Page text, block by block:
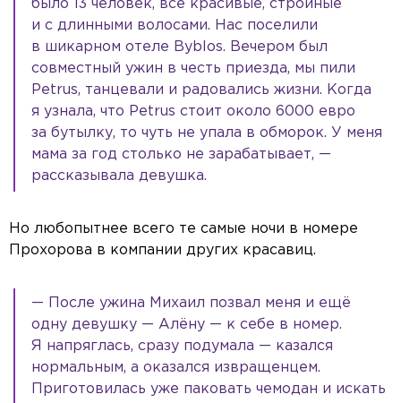
было 13 человек, все красивые, стройные
и с длинными волосами. Нас поселили
в шикарном отеле Byblos. Вечером был
совместный ужин в честь приезда, мы пили
Petrus, танцевали и радовались жизни. Когда
я узнала, что Petrus стоит около 6000 евро
за бутылку, то чуть не упала в обморок. У меня
мама за год столько не зарабатывает, —
рассказывала девушка.
Но любопытнее всего те самые ночи в номере
Прохорова в компании других красавиц.
— После ужина Михаил позвал меня и ещё
одну девушку — Алёну — к себе в номер.
Я напряглась, сразу подумала — казался
нормальным, а оказался извращенцем.
Приготовилась уже паковать чемодан и искать